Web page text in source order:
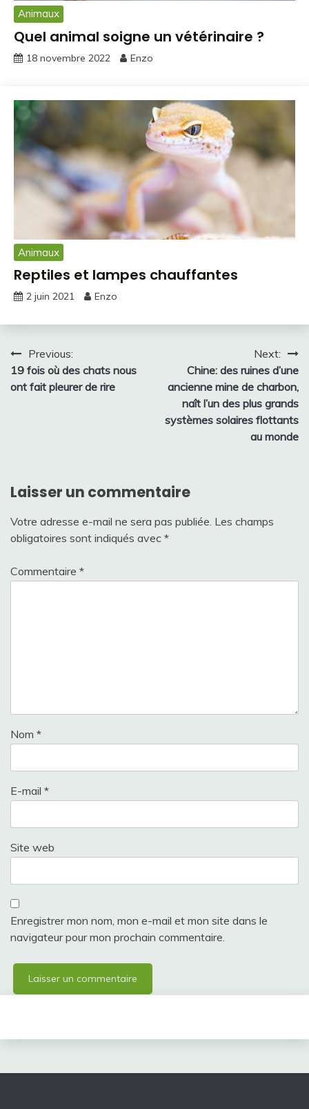
Animaux
Quel animal soigne un vétérinaire ?
18 novembre 2022 Enzo
Animaux
Reptiles et lampes chauffantes
2 juin 2021 Enzo
Navigation
de
Previous:
19 fois où des chats nous
ont fait pleurer de rire
Next:
Chine: des ruines d’une
ancienne mine de charbon,
naît l’un des plus grands
systèmes solaires flottants
au monde
Laisser un commentaire
Votre adresse e-mail ne sera pas publiée. Les champs
obligatoires sont indiqués avec *
Commentaire *
Nom *
E-mail *
Site web
Enregistrer mon nom, mon e-mail et mon site dans le
navigateur pour mon prochain commentaire.